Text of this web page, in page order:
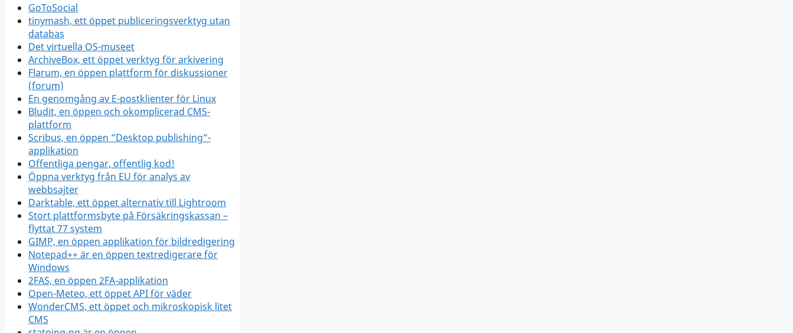
GoToSocial
tinymash, ett öppet publiceringsverktyg utan
databas
Det virtuella OS-museet
ArchiveBox, ett öppet verktyg för arkivering
Flarum, en öppen plattform för diskussioner
(forum)
En genomgång av E-postklienter för Linux
Bludit, en öppen och okomplicerad CMS-
plattform
Scribus, en öppen ”Desktop publishing”-
applikation
Offentliga pengar, offentlig kod!
Öppna verktyg från EU för analys av
webbsajter
Darktable, ett öppet alternativ till Lightroom
Stort plattformsbyte på Försäkringskassan –
flyttat 77 system
GIMP, en öppen applikation för bildredigering
Notepad++ är en öppen textredigerare för
Windows
2FAS, en öppen 2FA-applikation
Open-Meteo, ett öppet API för väder
WonderCMS, ett öppet och mikroskopisk litet
CMS